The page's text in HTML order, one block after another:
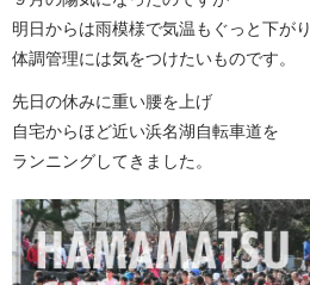
明日からは雨模様で気温もぐっと下がり
体調管理には気をつけたいものです。
先日の休みに重い腰を上げ
自宅からほど近い浜名湖自転車道を
ランニングしてきました。